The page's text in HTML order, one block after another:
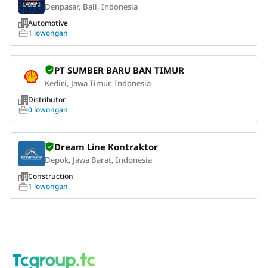
Denpasar, Bali, Indonesia
Automotive
1 lowongan
PT SUMBER BARU BAN TIMUR
Kediri, Jawa Timur, Indonesia
Distributor
0 lowongan
Dream Line Kontraktor
Depok, Jawa Barat, Indonesia
Construction
1 lowongan